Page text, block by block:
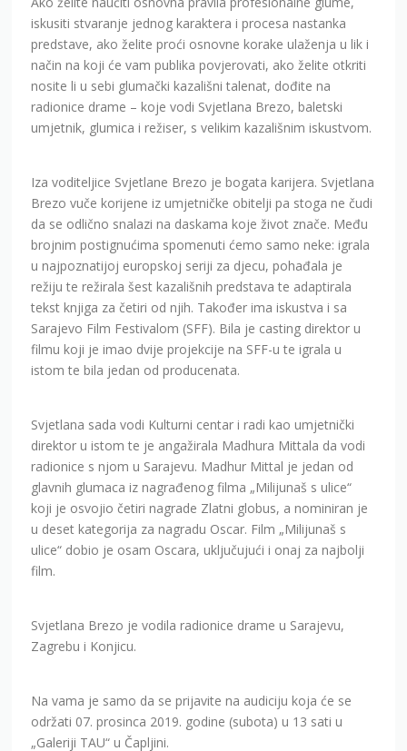
iskusiti stvaranje jednog karaktera i procesa nastanka
predstave, ako želite proći osnovne korake ulaženja u lik i
način na koji će vam publika povjerovati, ako želite otkriti
nosite li u sebi glumački kazališni talenat, dođite na
radionice drame – koje vodi Svjetlana Brezo, baletski
umjetnik, glumica i režiser, s velikim kazališnim iskustvom.
Iza voditeljice Svjetlane Brezo je bogata karijera. Svjetlana
Brezo vuče korijene iz umjetničke obitelji pa stoga ne čudi
da se odlično snalazi na daskama koje život znače. Među
brojnim postignućima spomenuti ćemo samo neke: igrala
u najpoznatijoj europskoj seriji za djecu, pohađala je
režiju te režirala šest kazališnih predstava te adaptirala
tekst knjiga za četiri od njih. Također ima iskustva i sa
Sarajevo Film Festivalom (SFF). Bila je casting direktor u
filmu koji je imao dvije projekcije na SFF-u te igrala u
istom te bila jedan od producenata.
Svjetlana sada vodi Kulturni centar i radi kao umjetnički
direktor u istom te je angažirala Madhura Mittala da vodi
radionice s njom u Sarajevu. Madhur Mittal je jedan od
glavnih glumaca iz nagrađenog filma „Milijunaš s ulice“
koji je osvojio četiri nagrade Zlatni globus, a nominiran je
u deset kategorija za nagradu Oscar. Film „Milijunaš s
ulice“ dobio je osam Oscara, uključujući i onaj za najbolji
film.
Svjetlana Brezo je vodila radionice drame u Sarajevu,
Zagrebu i Konjicu.
Na vama je samo da se prijavite na audiciju koja će se
održati 07. prosinca 2019. godine (subota) u 13 sati u
„Galeriji TAU“ u Čapljini.